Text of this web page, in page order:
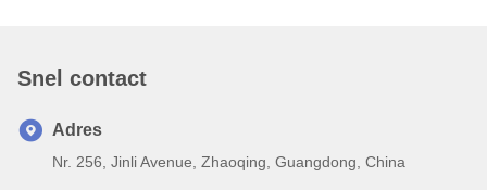
Snel contact
Adres
Nr. 256, Jinli Avenue, Zhaoqing, Guangdong, China